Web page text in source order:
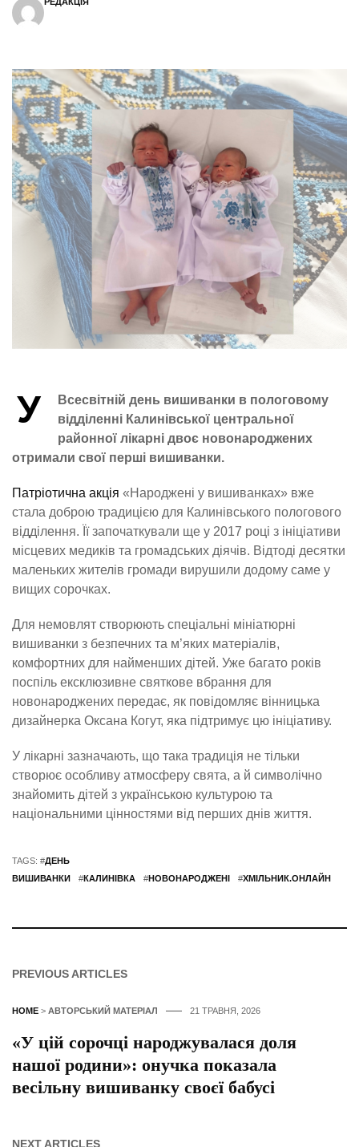
У
Всесвітній день вишиванки в пологовому
відділенні Калинівської центральної
районної лікарні двоє новонароджених
отримали свої перші вишиванки.
Патріотична акція «Народжені у вишиванках» вже
стала доброю традицією для Калинівського пологового
відділення. Її започаткували ще у 2017 році з ініціативи
місцевих медиків та громадських діячів. Відтоді десятки
маленьких жителів громади вирушили додому саме у
вищих сорочках.
Для немовлят створюють спеціальні мініатюрні
вишиванки з безпечних та м’яких матеріалів,
комфортних для найменших дітей. Уже багато років
поспіль ексклюзивне святкове вбрання для
новонароджених передає, як повідомляє вінницька
дизайнерка Оксана Когут, яка підтримує цю ініціативу.
У лікарні зазначають, що така традиція не тільки
створює особливу атмосферу свята, а й символічно
знайомить дітей з українською культурою та
національними цінностями від перших днів життя.
TAGS: #ДЕНЬ
ВИШИВАНКИ
#КАЛИНІВКА #НОВОНАРОДЖЕНІ #ХМІЛЬНИК.ОНЛАЙН
PREVIOUS ARTICLES
HOME > АВТОРСЬКИЙ МАТЕРІАЛ 21 ТРАВНЯ, 2026
«У цій сорочці народжувалася доля
нашої родини»: онучка показала
весільну вишиванку своєї бабусі
NEXT ARTICLES